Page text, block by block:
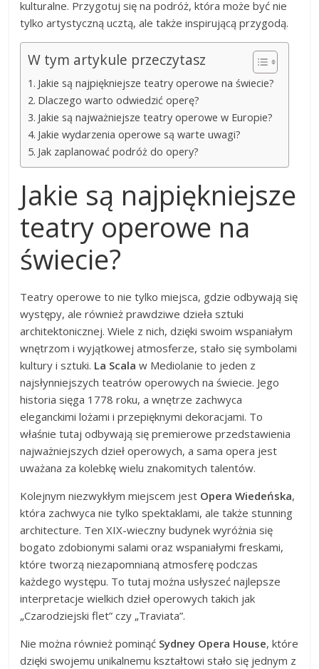
kulturalne. Przygotuj się na podróż, która może być nie
tylko artystyczną ucztą, ale także inspirującą przygodą.
W tym artykule przeczytasz
Jakie są najpiękniejsze teatry operowe na świecie?
Dlaczego warto odwiedzić operę?
Jakie są najważniejsze teatry operowe w Europie?
Jakie wydarzenia operowe są warte uwagi?
Jak zaplanować podróż do opery?
Jakie są najpiękniejsze
teatry operowe na
świecie?
Teatry operowe to nie tylko miejsca, gdzie odbywają się
występy, ale również prawdziwe dzieła sztuki
architektonicznej. Wiele z nich, dzięki swoim wspaniałym
wnętrzom i wyjątkowej atmosferze, stało się symbolami
kultury i sztuki. La Scala w Mediolanie to jeden z
najsłynniejszych teatrów operowych na świecie. Jego
historia sięga 1778 roku, a wnętrze zachwyca
eleganckimi lożami i przepięknymi dekoracjami. To
właśnie tutaj odbywają się premierowe przedstawienia
najważniejszych dzieł operowych, a sama opera jest
uważana za kolebkę wielu znakomitych talentów.
Kolejnym niezwykłym miejscem jest Opera Wiedeńska,
która zachwyca nie tylko spektaklami, ale także stunning
architecture. Ten XIX-wieczny budynek wyróżnia się
bogato zdobionymi salami oraz wspaniałymi freskami,
które tworzą niezapomnianą atmosferę podczas
każdego występu. To tutaj można usłyszeć najlepsze
interpretacje wielkich dzieł operowych takich jak
„Czarodziejski flet” czy „Traviata”.
Nie można również pominąć Sydney Opera House, które
dzięki swojemu unikalnemu kształtowi stało się jednym z